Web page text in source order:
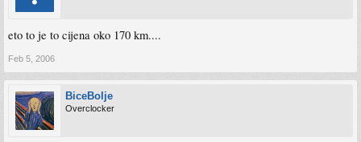
eto to je to cijena oko 170 km....
Feb 5, 2006
BiceBolje
Overclocker